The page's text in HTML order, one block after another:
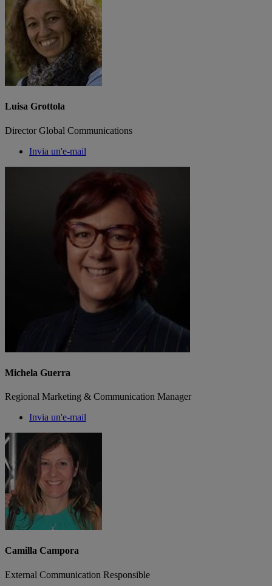
Luisa Grottola
Director Global Communications
Invia un'e-mail
Michela Guerra
Regional Marketing & Communication Manager
Invia un'e-mail
Camilla Campora
External Communication Responsible